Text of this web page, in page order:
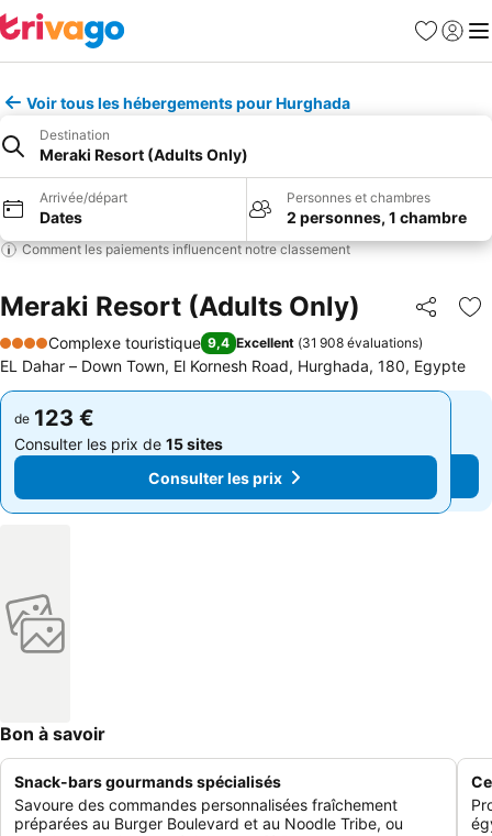
Favoris
Se
Voir tous les hébergements pour Hurghada
Destination
Meraki Resort (Adults Only)
Arrivée/départ
Dates
Personnes et chambres
2 personnes, 1 chambre
Comment les paiements influencent notre classement
Meraki Resort (Adults Only) Partager
4 Étoiles
Complexe touristique 9,4 Excellent (31 908 évaluations)
EL Dahar – Down Town, El Kornesh Road, Hurghada, 180, Egypte
de 123 €
Consulter les prix de 15 sites
Consulter les prix
de 123 €
Consulter les prix de 15 sites
Consulter les prix
Bon à savoir
Snack-bars gourmands spécialisés
Savoure des commandes personnalisées fraîchement
préparées au Burger Boulevard et au Noodle Tribe, ou